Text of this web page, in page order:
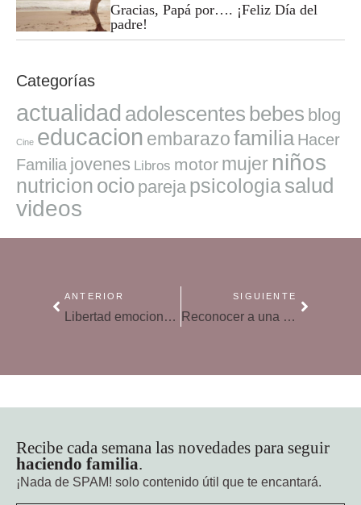
Gracias, Papá por…. ¡Feliz Día del
padre!
Categorías
actualidad adolescentes bebes blog
Cine educacion embarazofamilia Hacer
Familia jovenes Libros motor mujer niños
nutricion ocio pareja psicologiasalud
videos
ANTERIOR
Libertad emocional: qué es y cómo conseguirla
SIGUIENTE
Reconocer a una madre tóxica
Recibe cada semana las novedades para seguir
haciendo familia.
¡Nada de SPAM! solo contenido útil que te encantará.